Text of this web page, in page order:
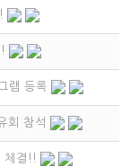
램 등록
회 참석
체결!!